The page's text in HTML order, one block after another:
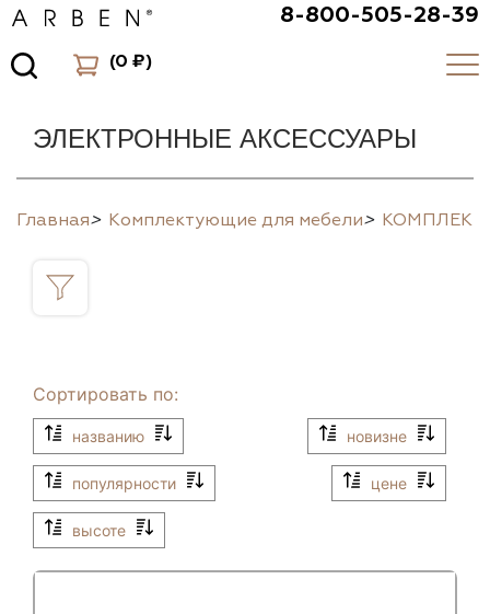
8-800-505-28-39
(0 ₽)
ЭЛЕКТРОННЫЕ АКСЕССУАРЫ
Главная> Комплектующие для мебели>
Сортировать по:
названию новизне
популярности цене
высоте